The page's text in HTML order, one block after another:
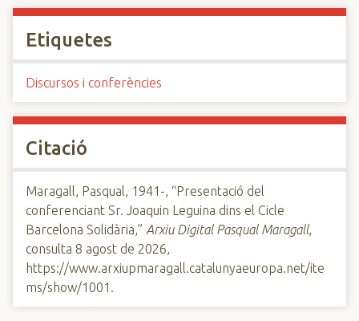
Etiquetes
Discursos i conferències
Citació
Maragall, Pasqual, 1941-, “Presentació del
conferenciant Sr. Joaquin Leguina dins el Cicle
Barcelona Solidària,” Arxiu Digital Pasqual Maragall,
consulta 8 agost de 2026,
https://www.arxiupmaragall.catalunyaeuropa.net/ite
ms/show/1001 .